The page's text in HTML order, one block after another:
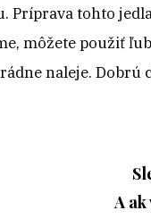
tohto
môžete použiť
naleje. Dobrú
A